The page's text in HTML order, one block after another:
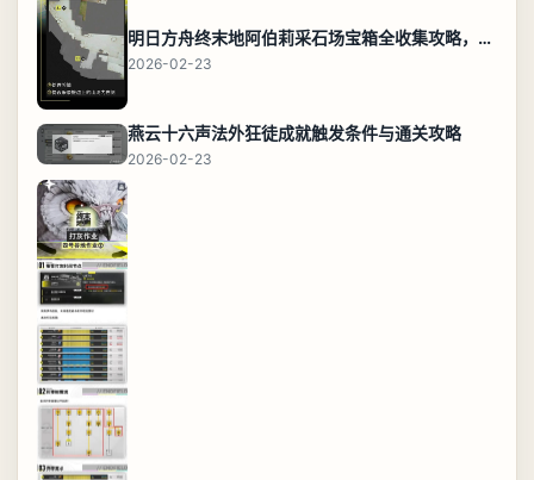
明日方舟终末地阿伯莉采石场宝箱全收集攻略，全点位分布图与路线
2026-02-23
燕云十六声法外狂徒成就触发条件与通关攻略
2026-02-23